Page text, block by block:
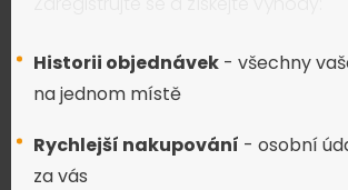
Historii objednávek - všechny
na jednom místě
Rychlejší nakupování - osobní
za vás